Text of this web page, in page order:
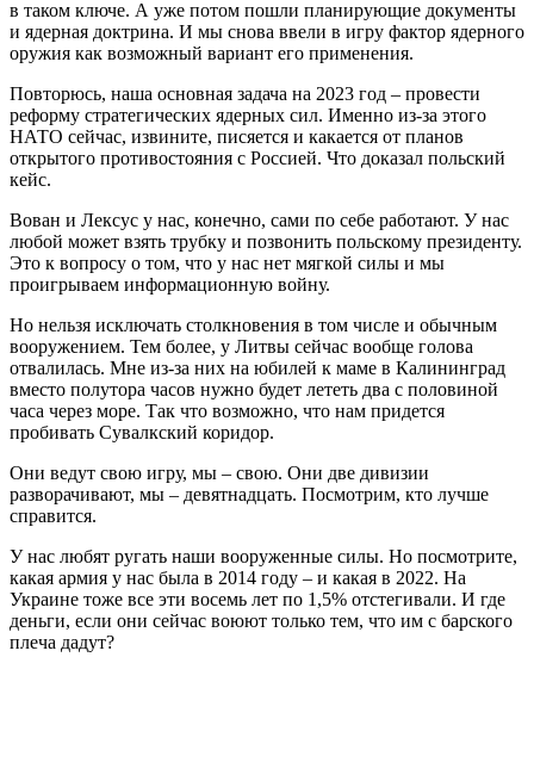
в таком ключе. А уже потом пошли планирующие документы
и ядерная доктрина. И мы снова ввели в игру фактор ядерного
оружия как возможный вариант его применения.
Повторюсь, наша основная задача на 2023 год – провести
реформу стратегических ядерных сил. Именно из-за этого
НАТО сейчас, извините, писяется и какается от планов
открытого противостояния с Россией. Что доказал польский
кейс.
Вован и Лексус у нас, конечно, сами по себе работают. У нас
любой может взять трубку и позвонить польскому президенту.
Это к вопросу о том, что у нас нет мягкой силы и мы
проигрываем информационную войну.
Но нельзя исключать столкновения в том числе и обычным
вооружением. Тем более, у Литвы сейчас вообще голова
отвалилась. Мне из-за них на юбилей к маме в Калининград
вместо полутора часов нужно будет лететь два с половиной
часа через море. Так что возможно, что нам придется
пробивать Сувалкский коридор.
Они ведут свою игру, мы – свою. Они две дивизии
разворачивают, мы – девятнадцать. Посмотрим, кто лучше
справится.
У нас любят ругать наши вооруженные силы. Но посмотрите,
какая армия у нас была в 2014 году – и какая в 2022. На
Украине тоже все эти восемь лет по 1,5% отстегивали. И где
деньги, если они сейчас воюют только тем, что им с барского
плеча дадут?